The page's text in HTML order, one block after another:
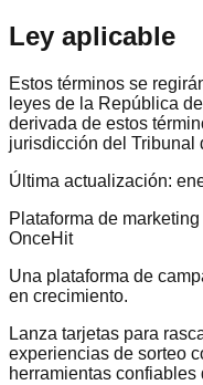
Ley aplicable
Estos términos se
leyes de la República
derivada de estos
jurisdicción del Tribunal
Última actualización:
Plataforma de
OnceHit
Una plataforma de
en crecimiento.
Lanza tarjetas para
experiencias de sorteo
herramientas confiables